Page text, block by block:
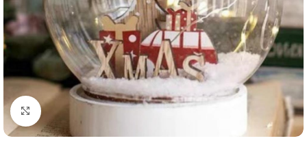
Click to enlarge